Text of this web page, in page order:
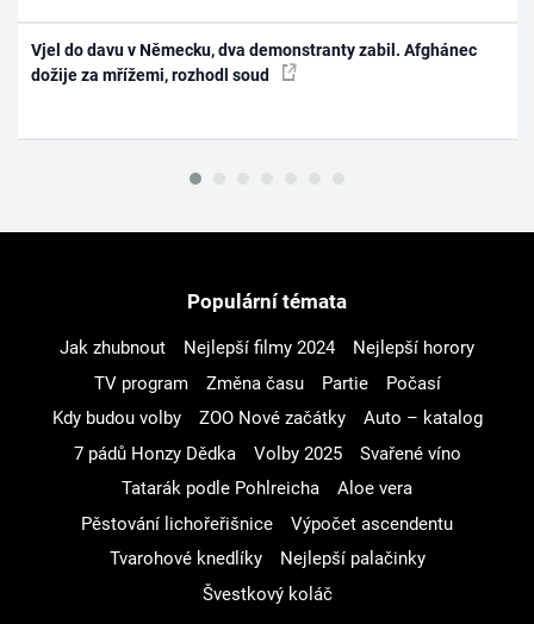
Vjel do davu v Německu, dva demonstranty zabil. Afghánec
dožije za mřížemi, rozhodl soud
Populární témata
Jak zhubnout Nejlepší filmy 2024
Nejlepší horory
TV program
Změna času Partie
Počasí
Kdy budou volby
ZOO Nové začátky
Auto – katalog
7 pádů Honzy Dědka
Volby 2025
Svařené víno
Tatarák podle Pohlreicha
Aloe vera
Pěstování lichořeřišnice
Výpočet ascendentu
Tvarohové knedlíky
Nejlepší palačinky
Švestkový koláč